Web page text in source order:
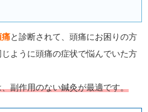
と診断されて、頭痛にお困りの方
ように頭痛の症状で悩んでいた方
副作用のない鍼灸が最適です。